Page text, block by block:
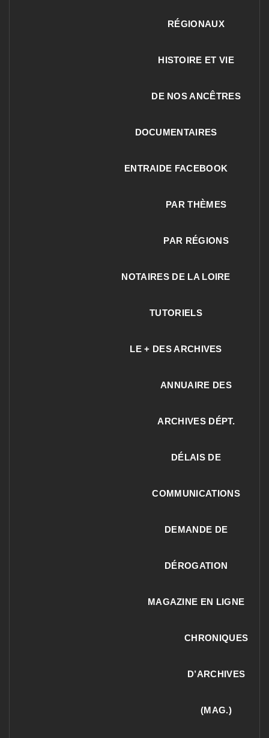
RÉGIONAUX
HISTOIRE ET VIE
DE NOS ANCÊTRES
DOCUMENTAIRES
ENTRAIDE FACEBOOK
PAR THÈMES
PAR RÉGIONS
NOTAIRES DE LA LOIRE
TUTORIELS
LE + DES ARCHIVES
ANNUAIRE DES
ARCHIVES DÉPT.
DÉLAIS DE
COMMUNICATIONS
DEMANDE DE
DÉROGATION
MAGAZINE EN LIGNE
CHRONIQUES
D’ARCHIVES
(MAG.)